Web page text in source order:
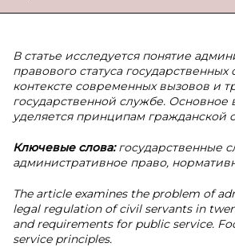
В статье исследуется понятие
правового статуса
контексте современных вызовов и
государственной службе. Основное
уделяется принципам гражданской
Ключевые слова:государственные
административное право,
The article examines the problem of
legal regulation of civil servants in
and requirements for public service.
service principles.